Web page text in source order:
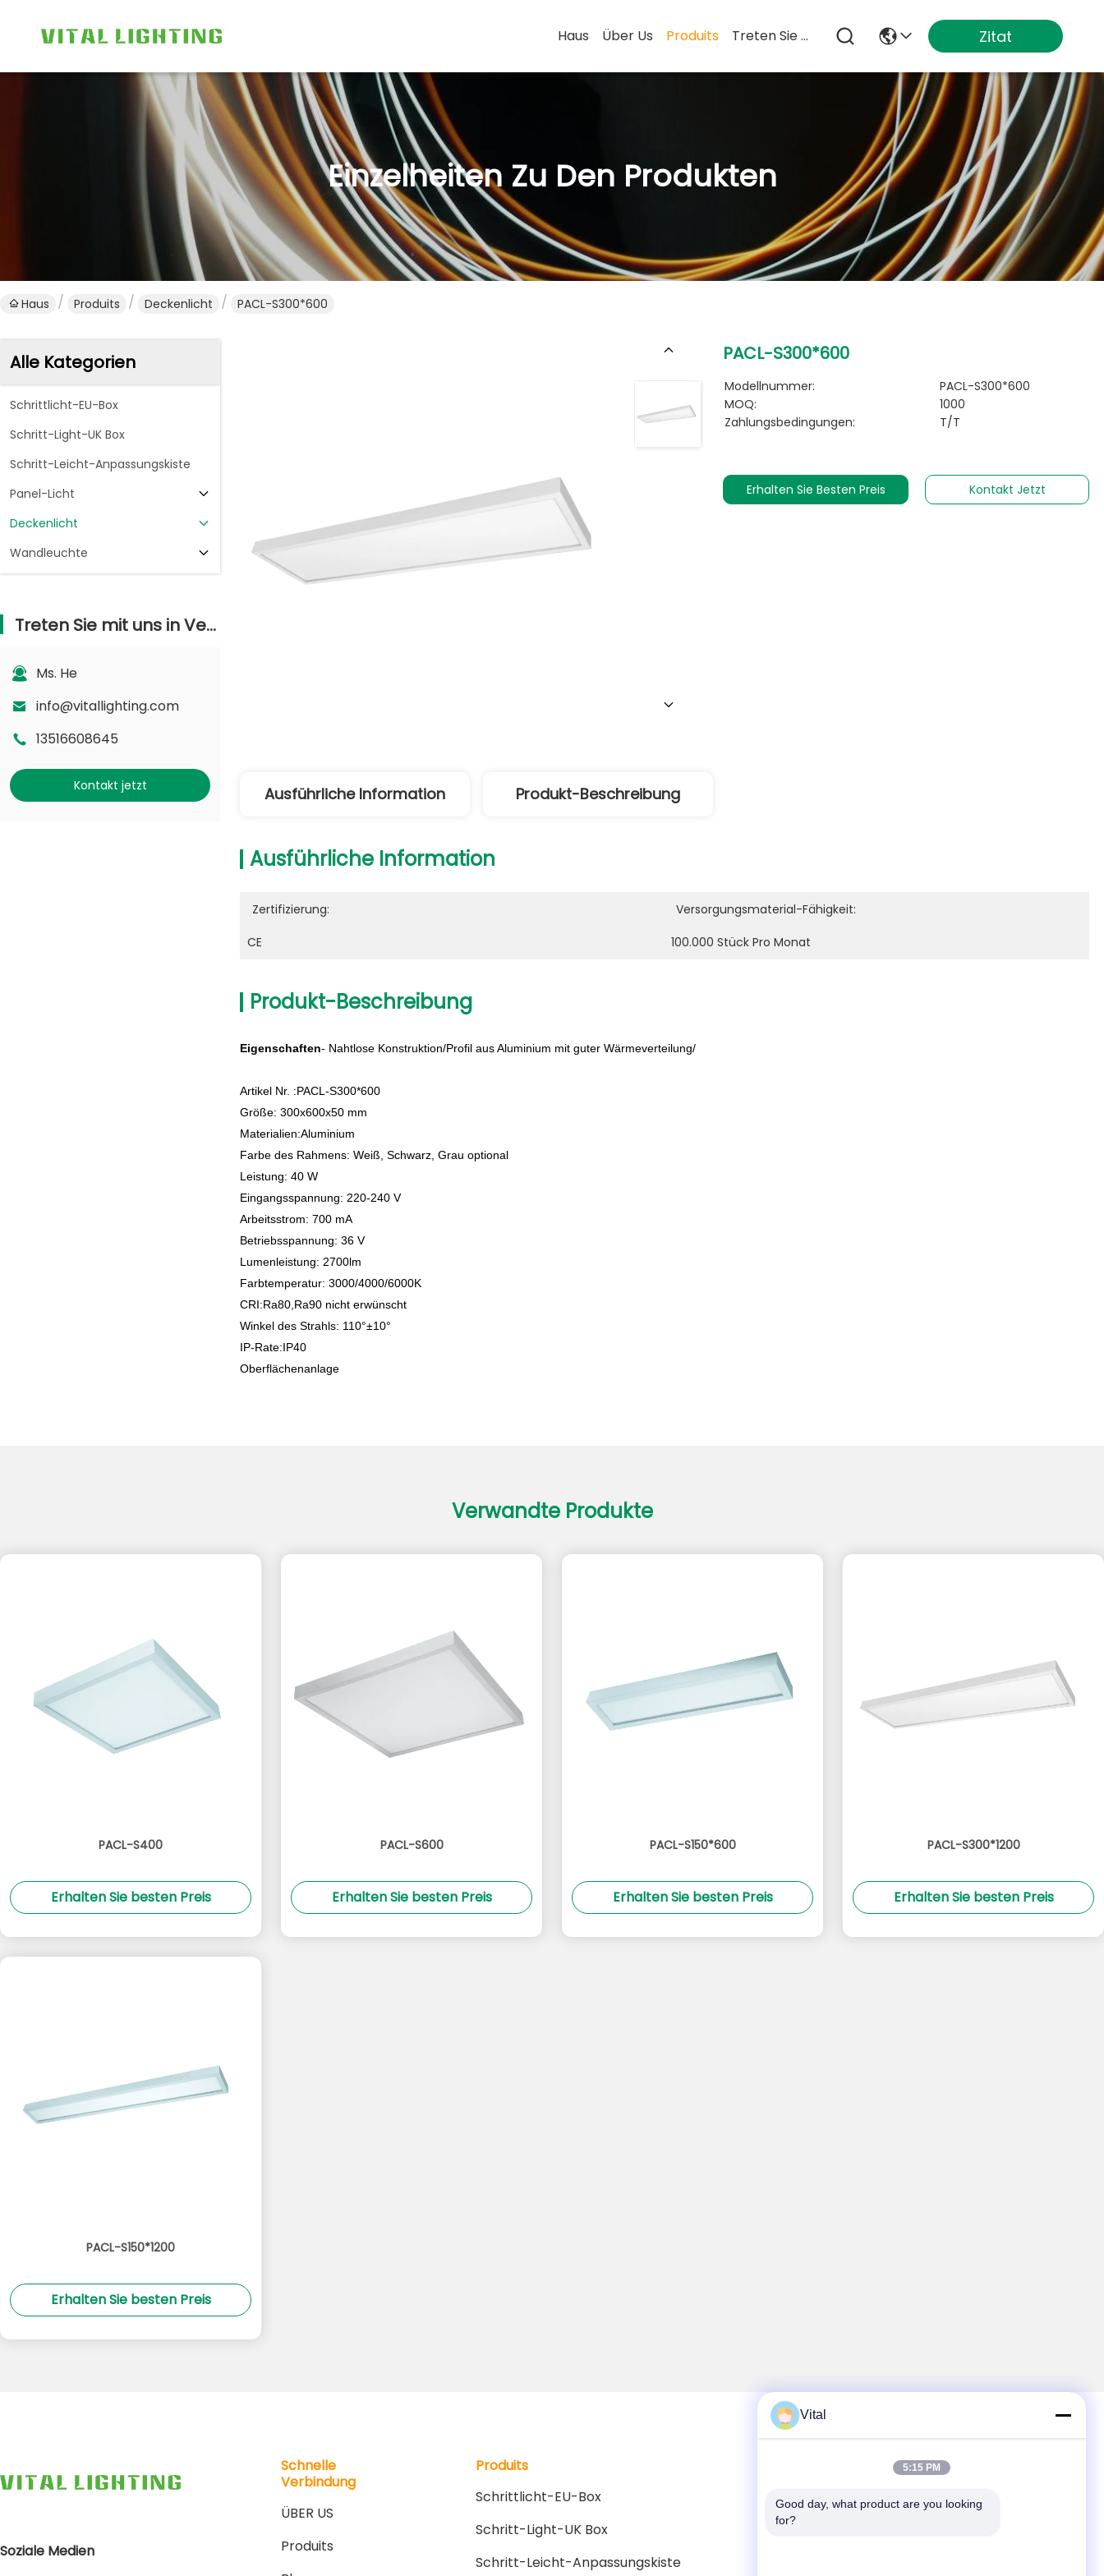
Haus Über Us Produits Treten Sie Mit Uns In Verbindung Zitat
Einzelheiten Zu Den Produkten
Haus Produits Deckenlicht PACL-S300*600
Alle Kategorien
Schrittlicht-EU-Box
Schritt-Light-UK Box
Schritt-Leicht-Anpassungskiste
Panel-Licht
Deckenlicht
Wandleuchte
Treten Sie mit uns in Verbindung
Ms. He
info@vitallighting.com
13516608645
Kontakt jetzt
PACL-S300*600
Modellnummer:
PACL-S300*600
MOQ:
1000
Zahlungsbedingungen:
T/T
Erhalten Sie Besten Preis Kontakt Jetzt
Ausführliche Information Produkt-Beschreibung
Ausführliche Information
Zertifizierung:
CE
Versorgungsmaterial-Fähigkeit:
100.000 Stück Pro Monat
Produkt-Beschreibung
Eigenschaften- Nahtlose Konstruktion/Profil aus Aluminium mit guter Wärmeverteilung/
Artikel Nr. :PACL-S300*600
Größe: 300x600x50 mm
Materialien:Aluminium
Farbe des Rahmens: Weiß, Schwarz, Grau optional
Leistung: 40 W
Eingangsspannung: 220-240 V
Arbeitsstrom: 700 mA
Betriebsspannung: 36 V
Lumenleistung: 2700lm
Farbtemperatur: 3000/4000/6000K
CRI:Ra80,Ra90 nicht erwünscht
Winkel des Strahls: 110°±10°
IP-Rate:IP40
Oberflächenanlage
Verwandte Produkte
PACL-S400
Erhalten Sie besten Preis
PACL-S600
Erhalten Sie besten Preis
PACL-S150*600
Erhalten Sie besten Preis
PACL-S300*1200
Erhalten Sie besten Preis
PACL-S150*1200
Erhalten Sie besten Preis
Soziale Medien
Schnelle
Verbindung
ÜBER US
Produits
Produits
Schrittlicht-EU-Box
Schritt-Light-UK Box
Schritt-Leicht-Anpassungskiste
Schnelle Kontaktaufnahme
Telefon
Vital
5:15 PM
Good day, what product are you looking
for?